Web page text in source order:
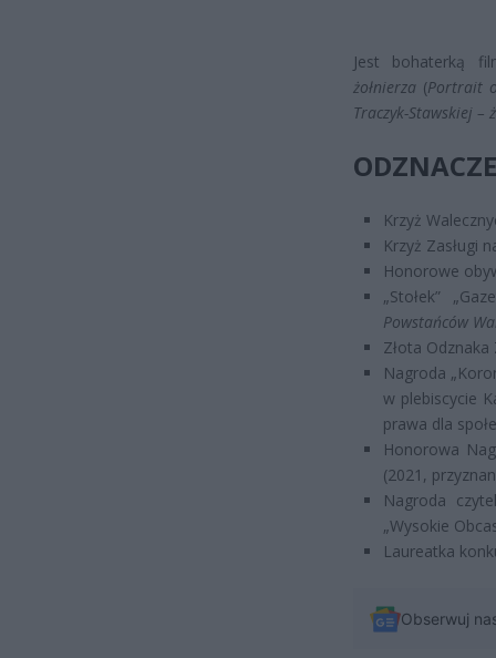
Jest bohaterką
żołnierza (Portrait
Traczyk-Stawskiej –
Krzyż
Krzyż Zasługi
Honorowe
„Stołek”
Powstańców
Złota Odznaka
Nagroda
w plebiscycie
prawa dla
Honorowa
(2021,
Nagroda
„Wysokie
Laureatka
Obserwuj